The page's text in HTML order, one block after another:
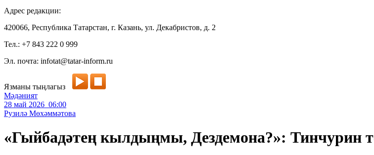
Адрес редакции:
420066, Республика Татарстан, г. Казань, ул. Декабристов, д. 2
Тел.: +7 843 222 0 999
Эл. почта: infotat@tatar-inform.ru
Язманы тыңлагыз
Мәдәният
28 май 2026 06:00
Рузилә Мөхәммәтова
«Гыйбадәтең кылдыңмы, Дездемона?»: Тинчурин